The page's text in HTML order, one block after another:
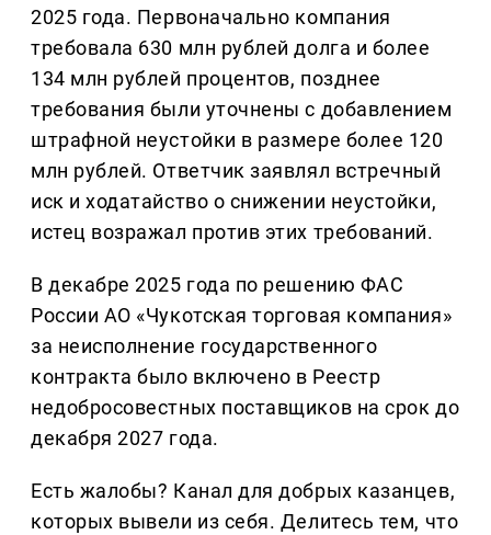
2025 года. Первоначально компания
требовала 630 млн рублей долга и более
134 млн рублей процентов, позднее
требования были уточнены с добавлением
штрафной неустойки в размере более 120
млн рублей. Ответчик заявлял встречный
иск и ходатайство о снижении неустойки,
истец возражал против этих требований.
В декабре 2025 года по решению ФАС
России АО «Чукотская торговая компания»
за неисполнение государственного
контракта было включено в Реестр
недобросовестных поставщиков на срок до
декабря 2027 года.
Есть жалобы? Канал для добрых казанцев,
которых вывели из себя. Делитеcь тем, что